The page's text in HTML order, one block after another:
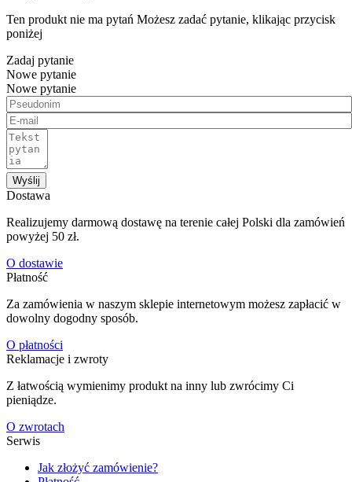
Ten produkt nie ma pytań Możesz zadać pytanie, klikając przycisk
poniżej
Zadaj pytanie
Nowe pytanie
Nowe pytanie
Wyślij
Dostawa
Realizujemy darmową dostawę na terenie całej Polski dla zamówień
powyżej 50 zł.
O dostawie
Płatność
Za zamówienia w naszym sklepie internetowym możesz zapłacić w
dowolny dogodny sposób.
O płatności
Reklamacje i zwroty
Z łatwością wymienimy produkt na inny lub zwrócimy Ci
pieniądze.
O zwrotach
Serwis
Jak złożyć zamówienie?